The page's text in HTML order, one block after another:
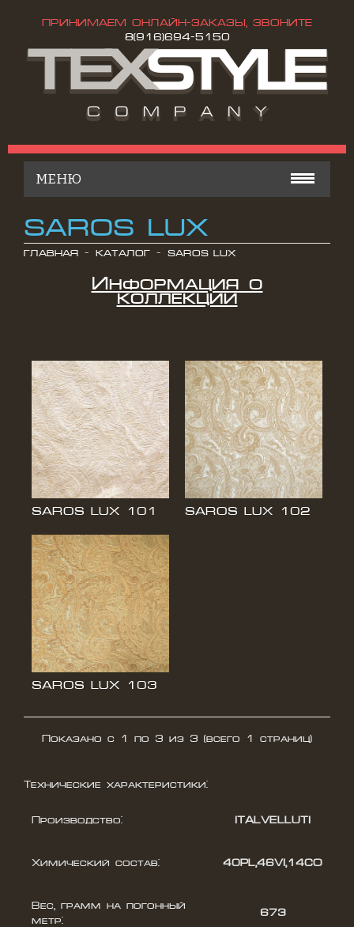
ПРИНИМАЕМ ОНЛАЙН-ЗАКАЗЫ, ЗВОНИТЕ
8(916)694-5150
МЕНЮ
ОСТАТКИ ТКАНЕЙ
КОНТАКТЫ
СВЯЗАТЬСЯ С НАМИ
SAROS LUX
ГЛАВНАЯ КАТАЛОГ SAROS LUX
Информация о
коллекции
SAROS LUX 101 SAROS LUX 102
SAROS LUX 103
Показано с 1 по 3 из 3 (всего 1 страниц)
Технические характеристики:
Производство: ITALVELLUTI
Химический состав: 40PL,46VI,14CO
Вес, грамм на погонный
метр:
673